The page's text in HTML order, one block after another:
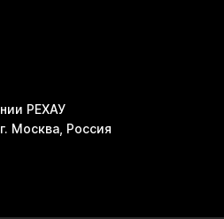
РЕХАУ
Москва, Россия